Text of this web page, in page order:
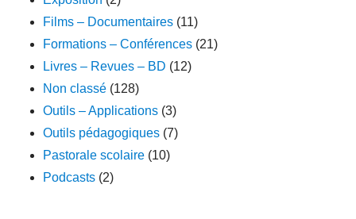
Films – Documentaires (11)
Formations – Conférences (21)
Livres – Revues – BD (12)
Non classé (128)
Outils – Applications (3)
Outils pédagogiques (7)
Pastorale scolaire (10)
Podcasts (2)